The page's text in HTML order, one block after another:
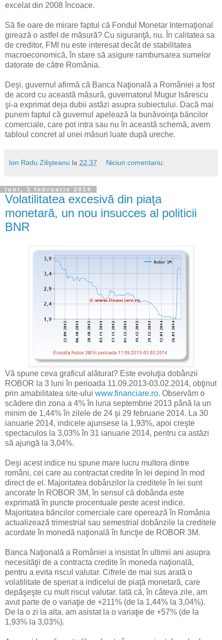
excelat din 2008 încoace.
Să fie oare de mirare faptul că Fondul Monetar Internaţional
girează o astfel de măsură? Cu siguranţă, nu. În calitatea sa
de creditor, FMI nu este interesat decât de stabilitatea
macroeconomică, în stare să asigure rambursarea sumelor
datorate de către România.
Deşi, guvernul afirmă că Banca Naţională a României a fost
de acord cu această măsură, guvernatorul Mugur Isărescu
şi-a exprimat deja dubii astăzi asupra subiectului. Dacă mai
punem faptul că guvernul apelează la bunăvoinţa băncilor
comerciale, care pot intra sau nu în această schemă, avem
tabloul concret al unei măsuri luate după ureche.
Ion Radu Zilişteanu la 22:37 Niciun comentariu:
luni, 3 februarie 2014
Volatilitatea excesivă din piaţa
monetară, un nou insucces al politicii
BNR
Vă spune ceva graficul alăturat? Este evoluţia dobânzii
ROBOR la 3 luni în perioada 11.09.2013-03.02.2014, obţinut
prin amabilitatea site-ului www.financiare.ro. Observăm o
scădere din zona a 4% în luna septembrie 2013 până la un
minim de 1,44% în zilele de 24 şi 29 februarie 2014. La 30
ianuarie 2014, indicele ajunsese la 1,93%, apoi creşte
spectaculos la 3,03% în 31 ianuarie 2014, pentru ca astăzi
să ajungă la 3,04%.
Deşi acest indice nu spune mare lucru multora dintre
români, cei care au contractat credite în lei depind în mod
direct de el. Majoritatea dobânzilor la creditele în lei sunt
ancorate în ROBOR 3M, în sensul că dobânda este
exprimată în puncte procentuale peste acest indice.
Majoritatea băncilor comerciale care operează în România
actualizează trimestrial sau semestrial dobânzile la creditele
acordate în monedă naţională în funcţie de ROBOR 3M.
Banca Naţională a României a insistat în ultimii ani asupra
necesităţii de a contracta credite în moneda naţională,
pentru a evita riscul valutar. Cifrele de mai sus arată o
volatilitate de speriat a indicelui de piaţă monetară, care
depăşeşte cu mult riscul valutar. Iată că, în câteva zile, am
avut parte de o variaţie de +211% (de la 1,44% la 3,04%).
De la o zi la alta, am asistat la o variaţie de +57% (de la
1,93% la 3,03%).